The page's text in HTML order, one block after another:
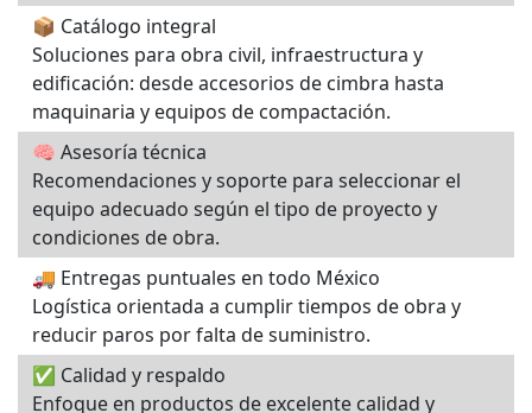
📦 Catálogo integral
Soluciones para obra civil, infraestructura y
edificación: desde accesorios de cimbra hasta
maquinaria y equipos de compactación.
🧠 Asesoría técnica
Recomendaciones y soporte para seleccionar el
equipo adecuado según el tipo de proyecto y
condiciones de obra.
🚚 Entregas puntuales en todo México
Logística orientada a cumplir tiempos de obra y
reducir paros por falta de suministro.
✅ Calidad y respaldo
Enfoque en productos de excelente calidad y